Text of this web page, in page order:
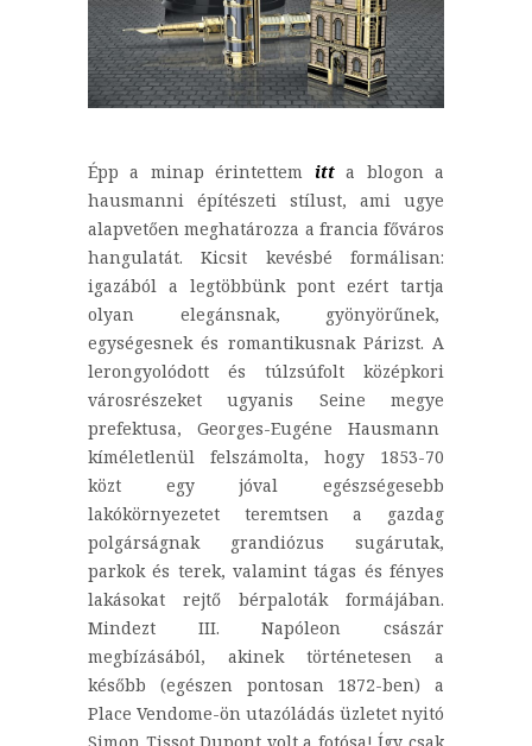
Épp a minap érintettem itta blogon a
hausmanni építészeti stílust, ami ugye
alapvetően meghatározza a francia főváros
hangulatát. Kicsit kevésbé formálisan:
igazából a legtöbbünk pont ezért tartja
olyan elegánsnak, gyönyörűnek,
egységesnek és romantikusnak Párizst. A
lerongyolódott és túlzsúfolt középkori
városrészeket ugyanis Seine megye
prefektusa, Georges-Eugéne Hausmann
kíméletlenül felszámolta, hogy 1853-70
közt egy jóval egészségesebb
lakókörnyezetet teremtsen a gazdag
polgárságnak grandiózus sugárutak,
parkok és terek, valamint tágas és fényes
lakásokat rejtő bérpaloták formájában.
Mindezt III. Napóleon császár
megbízásából, akinek történetesen a
később (egészen pontosan 1872-ben) a
Place Vendome-ön utazóládás üzletet nyitó
Simon Tissot Dupont volt a fotósa! Így csak